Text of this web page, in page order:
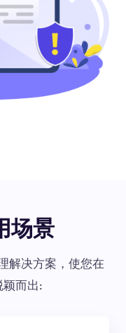
场景
解决方案，使您在
颖而出: